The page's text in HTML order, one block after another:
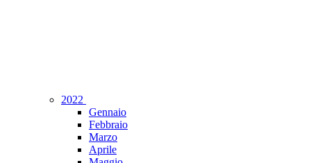
2022
Gennaio
Febbraio
Marzo
Aprile